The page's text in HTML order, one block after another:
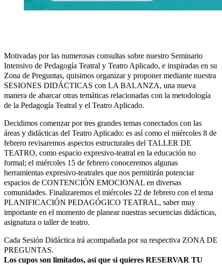
Motivadas por las numerosas consultas sobre nuestro Seminario
Intensivo de Pedagogía Teatral y Teatro Aplicado, e inspiradas en su
Zona de Preguntas, quisimos organizar y proponer mediante nuestra
SESIONES DIDÁCTICAS con LA BALANZA, una nueva
manera de abarcar otras temáticas relacionadas con la metodología
de la Pedagogía Teatral y el Teatro Aplicado.
Decidimos comenzar por tres grandes temas conectados con las
áreas y didácticas del Teatro Aplicado: es así como el miércoles 8 de
febrero revisaremos aspectos estructurales del TALLER DE
TEATRO, como espacio expresivo-teatral en la educación no
formal; el miércoles 15 de febrero conoceremos algunas
herramientas expresivo-teatrales que nos permitirán potenciar
espacios de CONTENCIÓN EMOCIONAL en diversas
comunidades. Finalizaremos el miércoles 22 de febrero con el tema
PLANIFICACIÓN PEDAGÓGICO TEATRAL, saber muy
importante en el momento de planear nuestras secuencias didácticas,
asignatura o taller de teatro.
Cada Sesión Didáctica irá acompañada por su respectiva ZONA DE
PREGUNTAS.
Los cupos son limitados, así que si quieres RESERVAR TU